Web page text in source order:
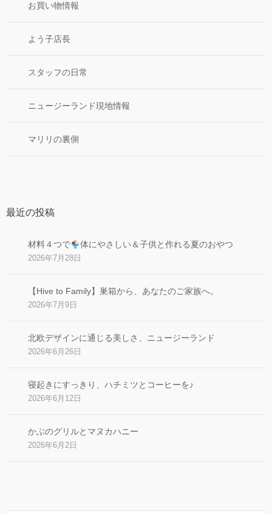
お買い物情報
よう子店長
スタッフの日常
ニュージーランド現地情報
マリリの裏側
最近の投稿
材料４つで 体にやさしい＆子供と作れる夏のおやつ
2026年7月28日
【Hive to Family】巣箱から、あなたのご家族へ。
2026年7月9日
北欧デザインに通じる美しさ、ニュージーランド
2026年6月26日
寝起きにすっきり、ハチミツとコーヒーを♪
2026年6月12日
かぶのグリルとマヌカハニー
2026年6月2日